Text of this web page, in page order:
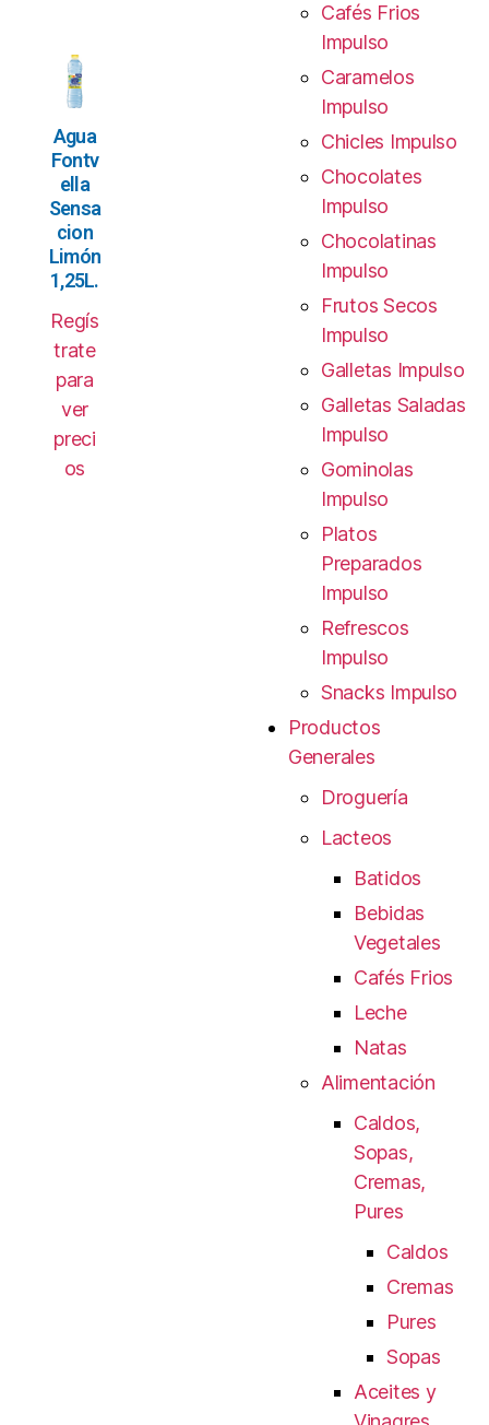
Agua
Fontv
ella
Sensa
cion
Limón
1,25L.
Regís
trate
para
ver
preci
os
Cafés Frios
Impulso
Caramelos
Impulso
Chicles Impulso
Chocolates
Impulso
Chocolatinas
Impulso
Frutos Secos
Impulso
Galletas Impulso
Galletas Saladas
Impulso
Gominolas
Impulso
Platos
Preparados
Impulso
Refrescos
Impulso
Snacks Impulso
Productos
Generales
Droguería
Lacteos
Batidos
Bebidas
Vegetales
Cafés Frios
Leche
Natas
Alimentación
Caldos,
Sopas,
Cremas,
Pures
Caldos
Cremas
Pures
Sopas
Aceites y